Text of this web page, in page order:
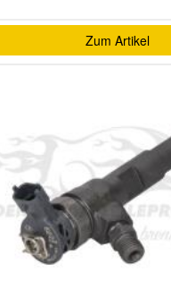
Zum Artikel